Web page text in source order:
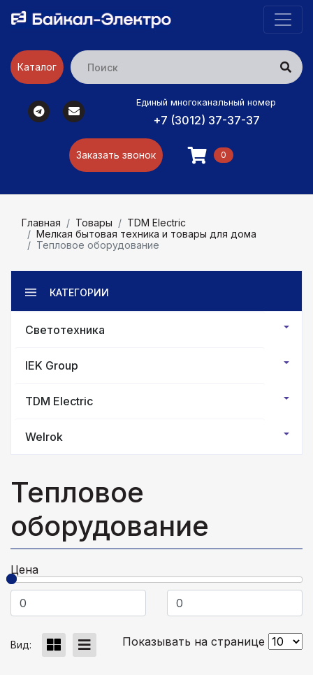
Каталог
Единый многоканальный номер
+7 (3012) 37-37-37
Заказать звонок 0
Главная Товары
TDM Electric
Мелкая бытовая техника и товары для дома
Тепловое оборудование
КАТЕГОРИИ
Светотехника
IEK Group
TDM Electric
Welrok
Тепловое
оборудование
Цена
Вид: Показывать на странице